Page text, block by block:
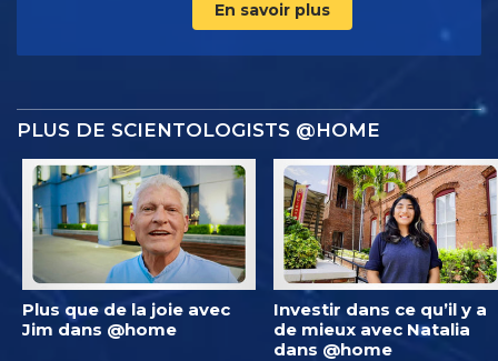
En savoir plus
PLUS DE SCIENTOLOGISTS @HOME
Plus que de la joie avec
Jim dans @home
Investir dans ce qu’il y a
de mieux avec Natalia
dans @home